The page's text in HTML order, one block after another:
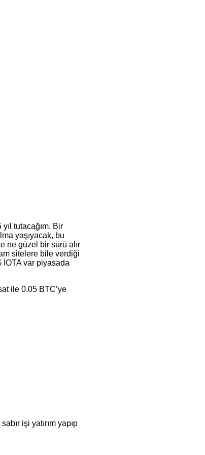
tutacağım. Bir
yaşıyacak, bu
ne güzel bir sürü alır
sitelere bile verdiği
İOTA var piyasada
ile 0.05 BTC’ye
işi yatırım yapıp